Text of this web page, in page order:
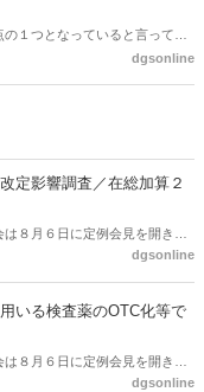
１つとなっていると言っても
だ。特に与党では、政府関係者
dgsonline
定影響調査／在総加算２
８月６日に定例会見を開き、
薬局への影響」の調査結果を公
dgsonline
いる検査薬のOTC化等で
８月６日に定例会見を開き、
関する要望書」を厚生労働省 医
dgsonline